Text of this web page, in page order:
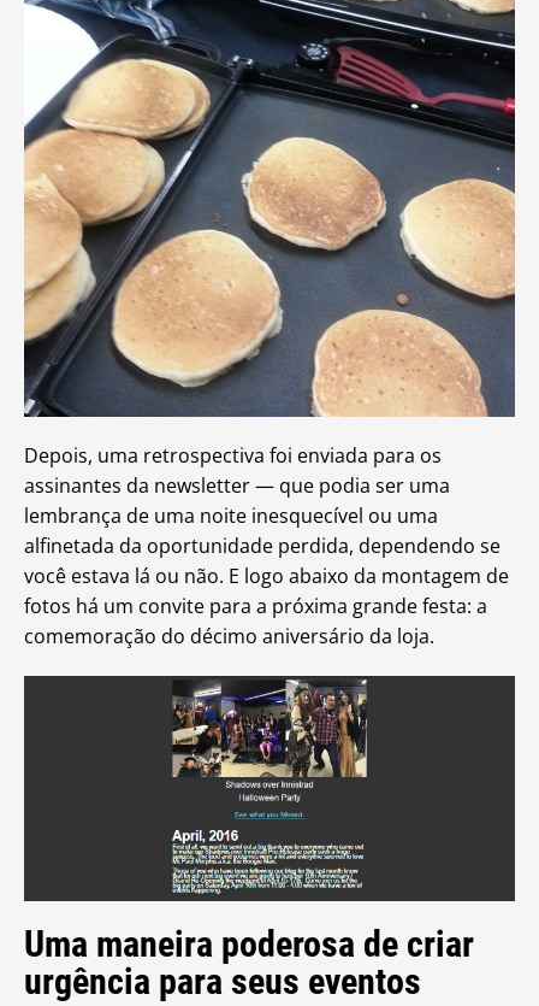
Depois, uma retrospectiva foi enviada para os
assinantes da newsletter — que podia ser uma
lembrança de uma noite inesquecível ou uma
alfinetada da oportunidade perdida, dependendo se
você estava lá ou não. E logo abaixo da montagem de
fotos há um convite para a próxima grande festa: a
comemoração do décimo aniversário da loja.
Uma maneira poderosa de criar
urgência para seus eventos